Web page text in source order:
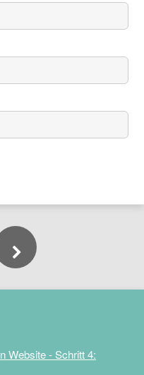
Website - Schritt 4: